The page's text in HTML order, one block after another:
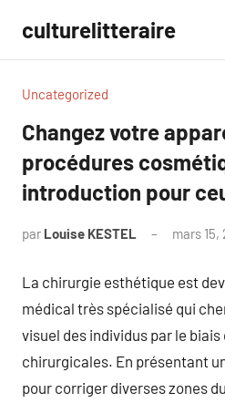
contenu
culturelitteraire
Uncategorized
Changez votre
procédures
introduction pour
par Louise KESTEL mars 15,
La chirurgie esthétique est
médical très spécialisé qui
visuel des individus par le
chirurgicales. En présentant
pour corriger diverses zones